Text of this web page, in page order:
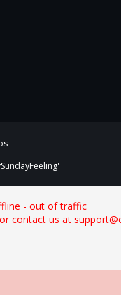
- out of traffic
contact us at